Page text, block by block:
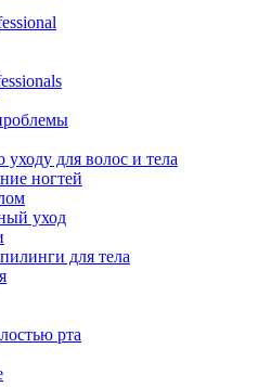
для волос и тела
ногтей
уход
для тела
рта